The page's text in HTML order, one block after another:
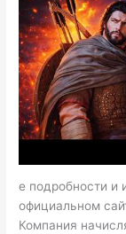
е подробности и
официальном
Компания